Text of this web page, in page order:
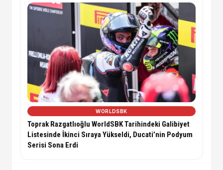
WORLDSBK
Toprak Razgatlıoğlu WorldSBK Tarihindeki Galibiyet
Listesinde İkinci Sıraya Yükseldi, Ducati’nin Podyum
Serisi Sona Erdi